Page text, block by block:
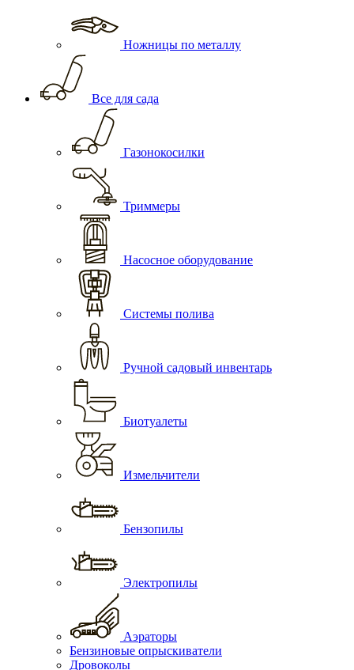
Ножницы по металлу
Все для сада
Газонокосилки
Триммеры
Насосное оборудование
Системы полива
Ручной садовый инвентарь
Биотуалеты
Измельчители
Бензопилы
Электропилы
Аэраторы
Бензиновые опрыскиватели
Дровоколы